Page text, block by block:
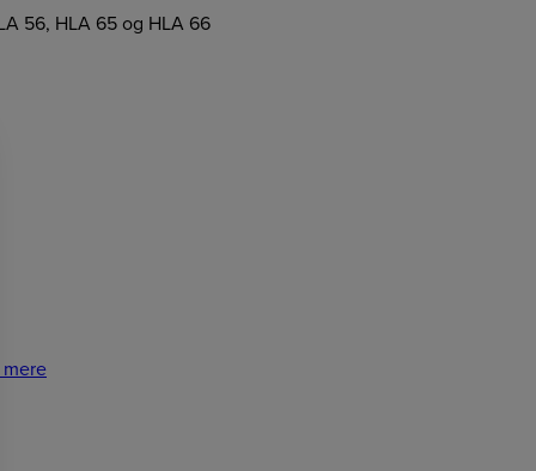
56, HLA 65 og HLA 66